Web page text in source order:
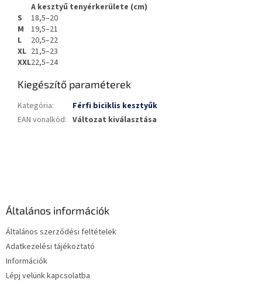
A kesztyű tenyérkerülete (cm)
S
18,5–20
M
19,5–21
L
20,5–22
XL 21,5–23
XXL22,5–24
Kiegészítő paraméterek
Kategória:
Férfi biciklis kesztyűk
EAN vonalkód: Változat kiválasztása
Általános információk
Általános szerződési feltételek
Adatkezelési tájékoztató
Információk
Lépj velünk kapcsolatba